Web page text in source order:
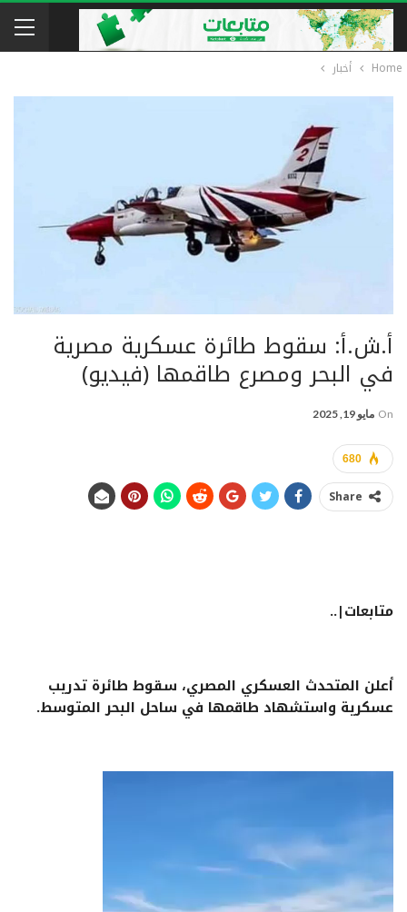
Home أخبار
أ.ش.أ: سقوط طائرة عسكرية مصرية
في البحر ومصرع طاقمها (فيديو)
On مايو 19, 2025
680
Share
متابعات|..
أعلن المتحدث العسكري المصري، سقوط طائرة تدريب
عسكرية واستشهاد طاقمها في ساحل البحر المتوسط.